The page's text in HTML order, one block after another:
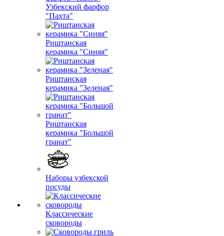
Узбекский фарфор
"Пахта"
Риштанская
керамика "Синяя"
Риштанская
керамика "Зеленая"
Риштанская
керамика "Большой
гранат"
Наборы узбекской
посуды
Классические
сковороды